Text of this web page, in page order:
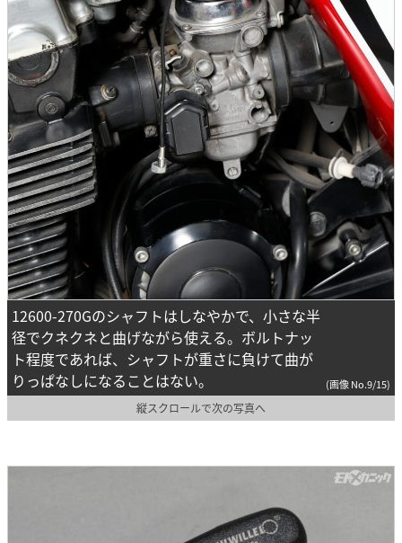
12600-270Gのシャフトはしなやかで、小さな半
径でクネクネと曲げながら使える。ボルトナッ
ト程度であれば、シャフトが重さに負けて曲が
りっぱなしになることはない。
(画像 No.9/15)
縦スクロールで次の写真へ